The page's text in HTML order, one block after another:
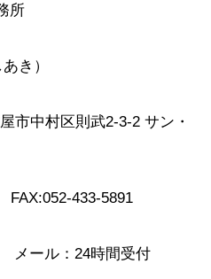
所
き）
市中村区則武2-3-2 サン・
433-5891
メール：24時間受付